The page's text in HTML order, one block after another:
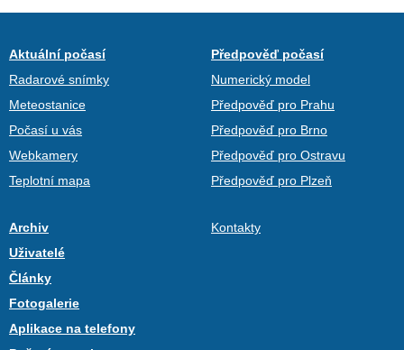
Aktuální počasí
Radarové snímky
Meteostanice
Počasí u vás
Webkamery
Teplotní mapa
Předpověď počasí
Numerický model
Předpověď pro Prahu
Předpověď pro Brno
Předpověď pro Ostravu
Předpověď pro Plzeň
Archiv
Uživatelé
Články
Fotogalerie
Aplikace na telefony
Kontakty